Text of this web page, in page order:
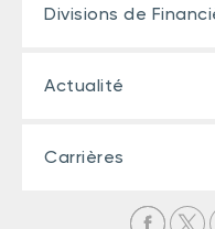
Divisions de
Actualité
Carrières